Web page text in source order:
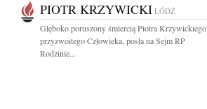
PIOTR KRZYWICKI ŁÓDŹ
Głęboko poruszony śmiercią Piotra Krzywickiego
przyzwoitego Człowieka, posła na Sejm RP
Rodzinie...